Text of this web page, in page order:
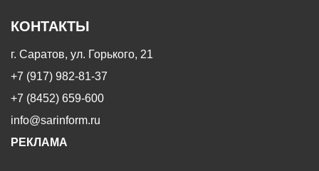
КОНТАКТЫ
г. Саратов, ул. Горького, 21
+7 (917) 982-81-37
+7 (8452) 659-600
info@sarinform.ru
РЕКЛАМА